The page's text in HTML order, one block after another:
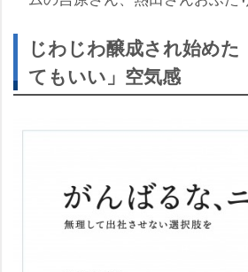
じわじわ醸成され始めた
てもいい」空気感